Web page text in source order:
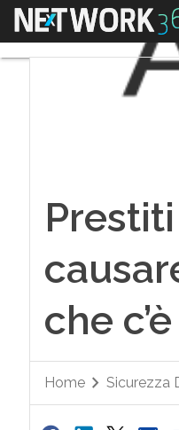
Menu
che
Home Sicurezza